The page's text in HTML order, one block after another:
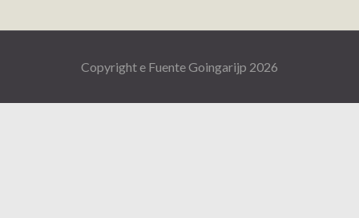
Copyright e Fuente Goingarijp 2026